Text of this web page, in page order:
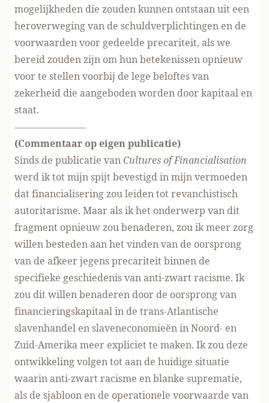
mogelijkheden die zouden kunnen ontstaan uit een
heroverweging van de schuldverplichtingen en de
voorwaarden voor gedeelde precariteit, als we
bereid zouden zijn om hun betekenissen opnieuw
voor te stellen voorbij de lege beloftes van
zekerheid die aangeboden worden door kapitaal en
staat.
———————–
(Commentaar op eigen publicatie)
Sinds de publicatie van Cultures of Financialisation
werd ik tot mijn spijt bevestigd in mijn vermoeden
dat financialisering zou leiden tot revanchistisch
autoritarisme. Maar als ik het onderwerp van dit
fragment opnieuw zou benaderen, zou ik meer zorg
willen besteden aan het vinden van de oorsprong
van de afkeer jegens precariteit binnen de
specifieke geschiedenis van anti-zwart racisme. Ik
zou dit willen benaderen door de oorsprong van
financieringskapitaal in de trans-Atlantische
slavenhandel en slaveneconomieën in Noord- en
Zuid-Amerika meer expliciet te maken. Ik zou deze
ontwikkeling volgen tot aan de huidige situatie
waarin anti-zwart racisme en blanke suprematie,
als de sjabloon en de operationele voorwaarde van